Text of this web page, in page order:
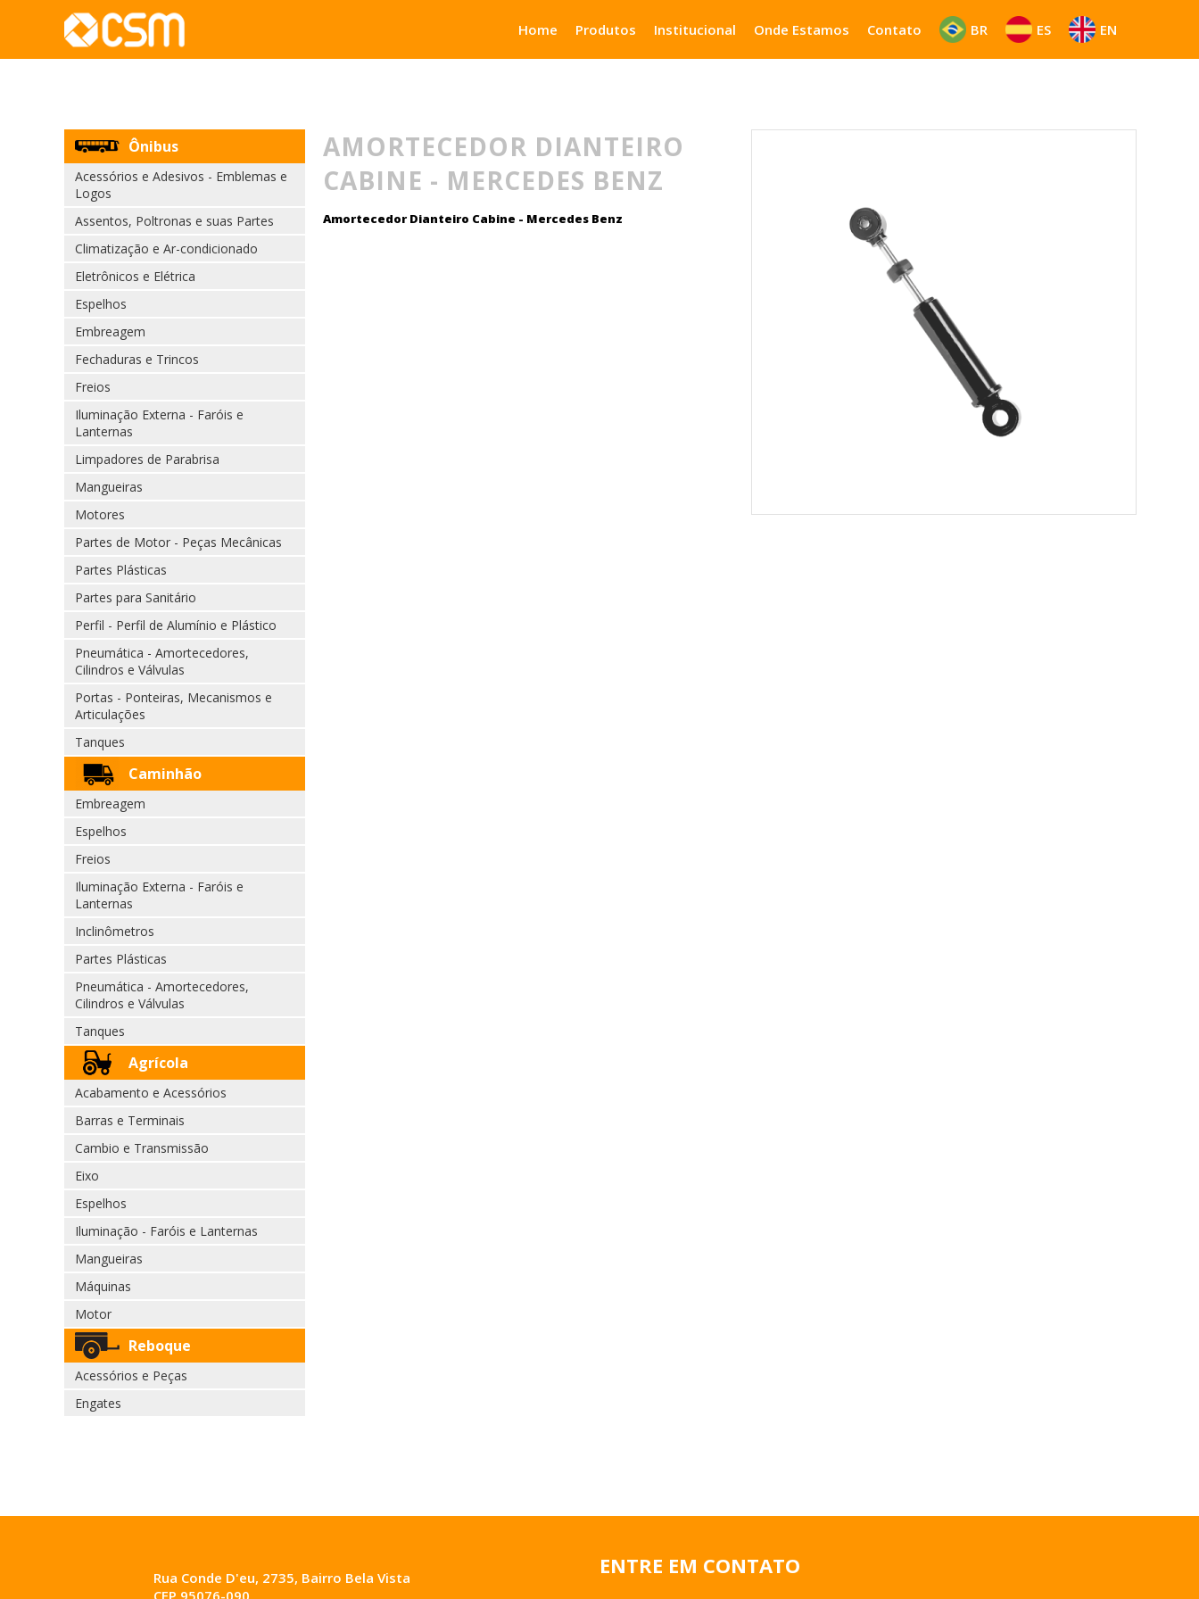
Home Produtos Institucional Onde Estamos Contato BR ES EN
Ônibus
Acessórios e Adesivos - Emblemas e
Logos
Assentos, Poltronas e suas Partes
Climatização e Ar-condicionado
Eletrônicos e Elétrica
Espelhos
Embreagem
Fechaduras e Trincos
Freios
Iluminação Externa - Faróis e
Lanternas
Limpadores de Parabrisa
Mangueiras
Motores
Partes de Motor - Peças Mecânicas
Partes Plásticas
Partes para Sanitário
Perfil - Perfil de Alumínio e Plástico
Pneumática - Amortecedores,
Cilindros e Válvulas
Portas - Ponteiras, Mecanismos e
Articulações
Tanques
Caminhão
Embreagem
Espelhos
Freios
Iluminação Externa - Faróis e
Lanternas
Inclinômetros
Partes Plásticas
Pneumática - Amortecedores,
Cilindros e Válvulas
Tanques
Agrícola
Acabamento e Acessórios
Barras e Terminais
Cambio e Transmissão
Eixo
Espelhos
Iluminação - Faróis e Lanternas
Mangueiras
Máquinas
Motor
Reboque
Acessórios e Peças
Engates
AMORTECEDOR DIANTEIRO
CABINE - MERCEDES BENZ
Amortecedor Dianteiro Cabine - Mercedes Benz
Rua Conde D'eu, 2735, Bairro Bela Vista
CEP 95076-090
ENTRE EM CONTATO